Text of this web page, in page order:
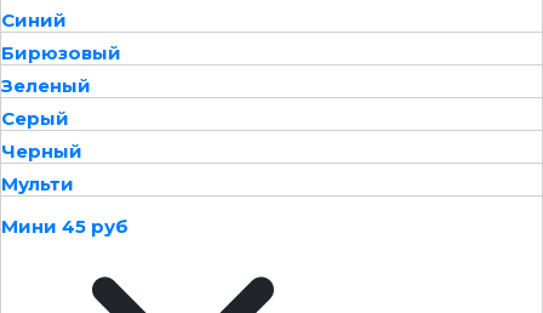
Синий
Бирюзовый
Зеленый
Серый
Черный
Мульти
Мини 45 руб